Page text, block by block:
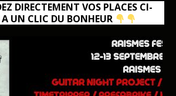
DIRECTEMENT VOS PLACES CI-
A UN CLIC DU BONHEUR